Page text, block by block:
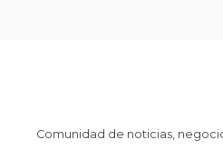
Comunidad de noticias,